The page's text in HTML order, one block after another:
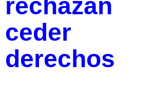
rechazan
ceder
derechos